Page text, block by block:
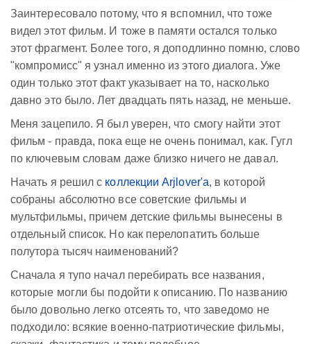
Заинтересовало потому, что я вспомнил, что тоже
видел этот фильм. И тоже в памяти остался только
этот фрагмент. Более того, я доподлинно помню, слово
"компромисс" я узнал именно из этого диалога. Уже
один только этот факт указывает на то, насколько
давно это было. Лет двадцать пять назад, не меньше.
Меня зацепило. Я был уверен, что смогу найти этот
фильм - правда, пока еще не очень понимал, как. Гугл
по ключевым словам даже близко ничего не давал.
Начать я решил с коллекции Arjlover'а, в которой
собраны абсолютно все советские фильмы и
мультфильмы, причем детские фильмы вынесены в
отдельный список. Но как перелопатить больше
полутора тысяч наименований?
Сначала я тупо начал перебирать все названия,
которые могли бы подойти к описанию. По названию
было довольно легко отсеять то, что заведомо не
подходило: всякие военно-патриотические фильмы,